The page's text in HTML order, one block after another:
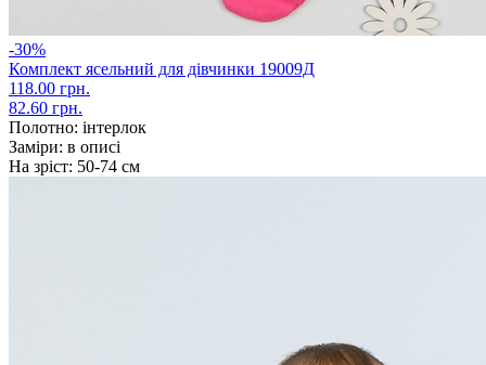
-30%
Комплект ясельний для дівчинки 19009Д
118.00 грн.
82.60 грн.
Полотно: інтерлок
Заміри: в описі
На зріст: 50-74 см